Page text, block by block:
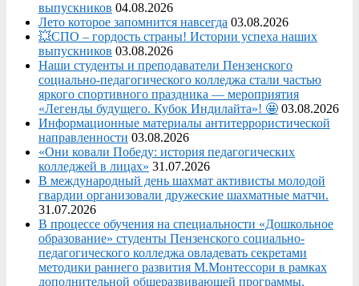
выпускников 04.08.2026
Лето которое запомнится навсегда 03.08.2026
💥СПО – гордость страны! Истории успеха наших
выпускников 03.08.2026
Наши студенты и преподаватели Пензенского
социально‑педагогического колледжа стали частью
яркого спортивного праздника — мероприятия
«Легенды будущего. Кубок Индилайта»! 🤩 03.08.2026
Информационные материалы антитеррористической
направленности 03.08.2026
«Они ковали Победу: история педагогических
колледжей в лицах» 31.07.2026
В международный день шахмат активисты молодой
гвардии организовали дружеские шахматные матчи.
31.07.2026
В процессе обучения на специальности «Дошкольное
образование» студенты Пензенского социально-
педагогического колледжа овладевать секретами
методики раннего развития М.Монтессори в рамках
дополнительной общеразвивающей программы.